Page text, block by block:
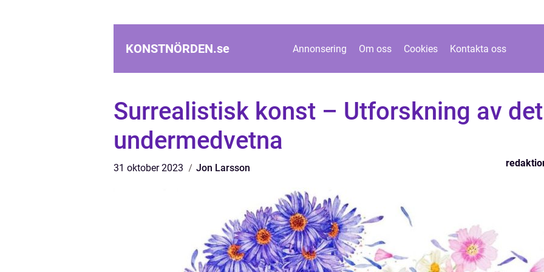
KONSTNÖRDEN.se Annonsering Om oss Cookies Kontakta oss
Surrealistisk konst – Utforskning av det
undermedvetna
31 oktober 2023 Jon Larsson